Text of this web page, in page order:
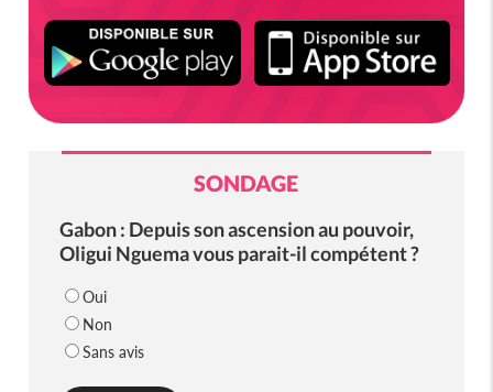
SONDAGE
Gabon : Depuis son ascension au pouvoir,
Oligui Nguema vous parait-il compétent ?
Oui
Non
Sans avis